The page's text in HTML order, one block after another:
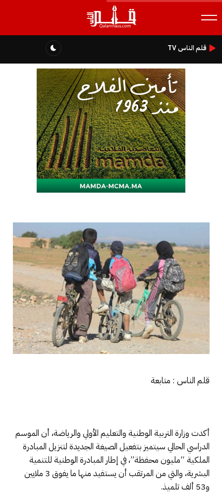
قلم الناس TV
قلم الناس : متابعة
أكدت وزارة التربية الوطنية والتعليم الأولي والرياضة، أن الموسم
الدراسي الحالي سيتميز بتفعيل الصيغة الجديدة لتنزيل المبادرة
الملكية “مليون محفظة”، في إطار المبادرة الوطنية للتنمية
البشرية، والتي من المرتقب أن يستفيد منها ما يفوق 3 ملايين
و53 ألف تلميذ.